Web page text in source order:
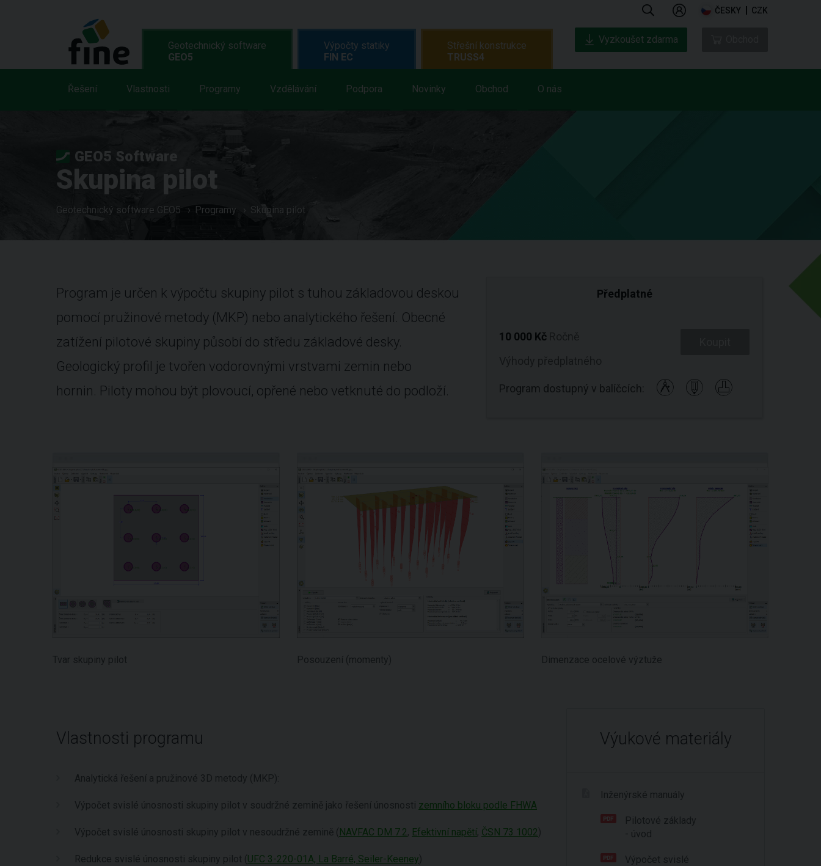
ČESKY CZK
Geotechnický software
GEO5
Řešení Vlastnosti Programy Vzdělávání Podpora Novinky Obchod O nás
Výpočty statiky
FIN EC
Střešní konstrukce
TRUSS4
Vyzkoušet zdarma
GEO5 Software
Skupina pilot
Geotechnický software GEO5 Programy Skupina pilot
Program je určen k výpočtu skupiny pilot s tuhou základovou deskou
pomocí pružinové metody (MKP) nebo analytického řešení. Obecné
zatížení pilotové skupiny působí do středu základové desky.
Geologický profil je tvořen vodorovnými vrstvami zemin nebo
hornin. Piloty mohou být plovoucí, opřené nebo vetknuté do podloží.
Předplatné
10 000 Kč
Program dostupný v balíčcích:
Tvar skupiny pilot Posouzení (momenty) Dimenzace ocelové výztuže
Vlastnosti programu
Analytická řešení a pružinové 3D metody (MKP):
Výpočet svislé únosnosti skupiny pilot v soudržné zemině jako řešení únosnosti zemního bloku podle FHWA
Výpočet svislé únosnosti skupiny pilot v nesoudržné zemině ( NAVFAC DM 7.2, Efektivní napětí, ČSN 73 1002)
Redukce svislé únosnosti skupiny pilot ( UFC 3-220-01A, La Barré, Seiler-Keeney)
Výukové materiály
Inženýrské manuály
Pilotové základy
- úvod
Výpočet svislé